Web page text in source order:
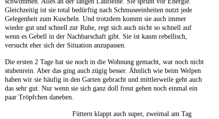
Gleichzeitig ist sie total bedürftig nach Schmuseeinheiten nutzt jede
Gelegenheit zum Kuscheln. Und trotzdem kommt sie auch immer
wieder gut und schnell zur Ruhe, regt sich auch nicht so schnell auf
wenn es Gebell in der Nachbarschaft gibt. Sie ist kaum rebellisch,
versucht eher sich der Situation anzupassen.
Die ersten 2 Tage hat sie noch in die Wohnung gemacht, war noch nicht
stubenrein. Aber das ging auch zügig besser. Ähnlich wie beim Welpen
haben wir sie häufig in den Garten gebracht und mittlerweile geht auch
das sehr gut. Nur wenn sie sich ganz doll freut gehen noch einmal ein
paar Tröpfchen daneben.
Füttern klappt auch super, zweimal am Tag